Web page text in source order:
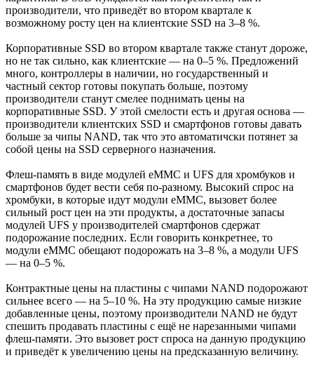
производители, что приведёт во втором квартале к
возможному росту цен на клиентские SSD на 3–8 %.
Корпоративные SSD во втором квартале также станут дороже,
но не так сильно, как клиентские — на 0–5 %. Предложений
много, контроллеры в наличии, но государственный и
частный сектор готовы покупать больше, поэтому
производители станут смелее поднимать цены на
корпоративные SSD. У этой смелости есть и другая основа —
производители клиентских SSD и смартфонов готовы давать
больше за чипы NAND, так что это автоматичски потянет за
собой цены на SSD серверного назначения.
Флеш-память в виде модулей eMMC и UFS для хромбуков и
смартфонов будет вести себя по-разному. Высокий спрос на
хромбуки, в которые идут модули eMMC, вызовет более
сильный рост цен на эти продукты, а достаточные запасы
модулей UFS у производителей смартфонов сдержат
подорожание последних. Если говорить конкретнее, то
модули eMMC обещают подорожать на 3–8 %, а модули UFS
— на 0–5 %.
Контрактные цены на пластины с чипами NAND подорожают
сильнее всего — на 5–10 %. На эту продукцию самые низкие
добавленные цены, поэтому производители NAND не будут
спешить продавать пластины с ещё не нарезанными чипами
флеш-памяти. Это вызовет рост спроса на данную продукцию
и приведёт к увеличению цены на предсказанную величину.